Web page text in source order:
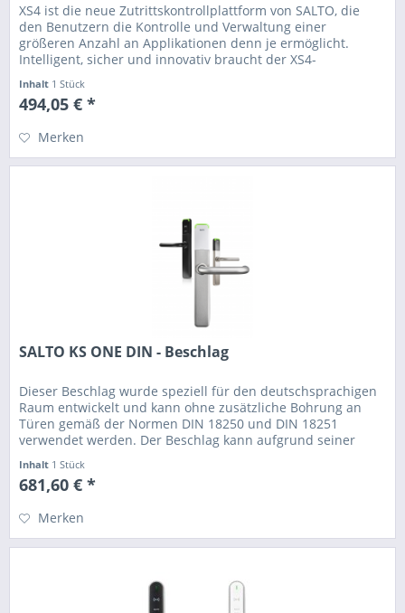
XS4 ist die neue Zutrittskontrollplattform von SALTO, die
den Benutzern die Kontrolle und Verwaltung einer
größeren Anzahl an Applikationen denn je ermöglicht.
Intelligent, sicher und innovativ braucht der XS4-
Inhalt 1 Stück
494,05 € *
Merken
SALTO KS ONE DIN - Beschlag
Dieser Beschlag wurde speziell für den deutschsprachigen
Raum entwickelt und kann ohne zusätzliche Bohrung an
Türen gemäß der Normen DIN 18250 und DIN 18251
verwendet werden. Der Beschlag kann aufgrund seiner
Inhalt 1 Stück
681,60 € *
Merken